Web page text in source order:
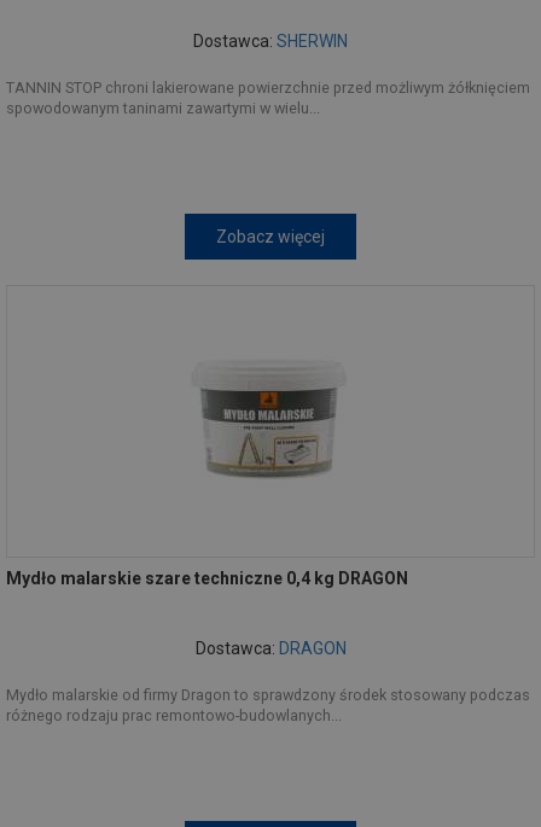
Dostawca: SHERWIN
TANNIN STOP chroni lakierowane powierzchnie przed możliwym żółknięciem
spowodowanym taninami zawartymi w wielu...
Zobacz więcej
Mydło malarskie szare techniczne 0,4 kg DRAGON
Dostawca: DRAGON
Mydło malarskie od firmy Dragon to sprawdzony środek stosowany podczas
różnego rodzaju prac remontowo-budowlanych...